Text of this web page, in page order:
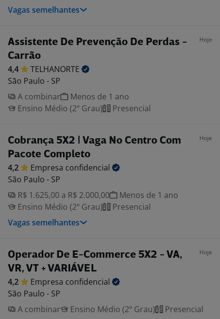
Vagas semelhantes
Assistente De Prevenção De Perdas -
Carrão
Hoje
4,4
TELHANORTE
São Paulo - SP
A combinar
Menos de 1 ano
Ensino Médio (2º Grau)
Presencial
Cobrança 5X2 | Vaga No Centro Com
Pacote Completo
Hoje
4,2 Empresa confidencial
São Paulo - SP
R$ 1.625,00 a R$ 2.000,00
Menos de 1 ano
Ensino Médio (2º Grau)
Presencial
Vagas semelhantes
Operador De E-Commerce 5X2 - VA,
VR, VT + VARIÁVEL
Hoje
4,2 Empresa confidencial
São Paulo - SP
A combinar
Ensino Médio (2º Grau)
Presencial